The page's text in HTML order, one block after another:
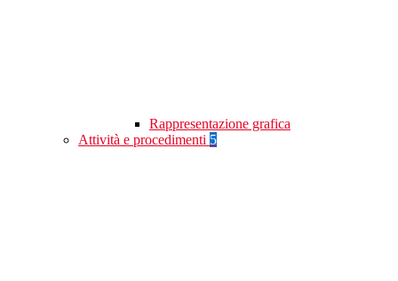
Rappresentazione grafica
Attività e procedimenti 5